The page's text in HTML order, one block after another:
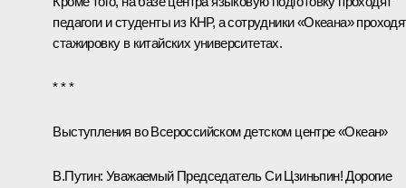
педагоги и студенты из КНР, а сотрудники «Океана»
стажировку в китайских университетах.
* * *
Выступления во Всероссийском детском центре «Океан»
В.Путин: Уважаемый Председатель Си Цзиньпин! Дорогие